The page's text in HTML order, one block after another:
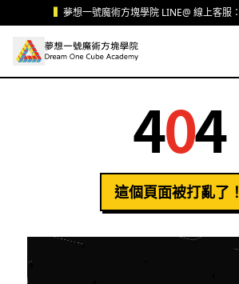
跳至主要內容夢想一號魔術方塊學院 LINE@ 線上客服：
404
這個頁面被打亂了！